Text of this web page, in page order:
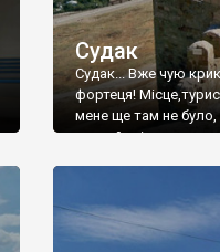
Судак
Судак... Вже чую
фортеця!
мене ще там не було,
принаймні до цього